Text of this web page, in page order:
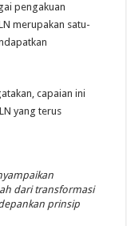
pengakuan
merupakan satu-
capaian ini
yang terus
dari transformasi
prinsip